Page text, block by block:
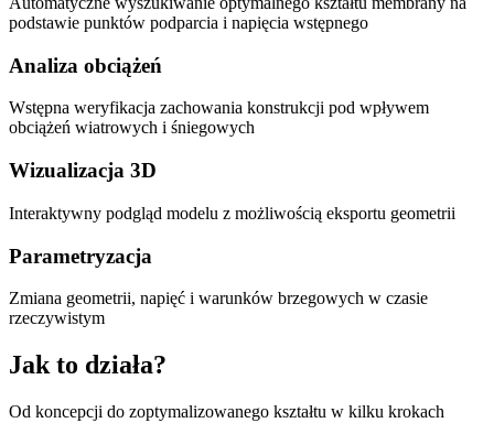
podstawie punktów podparcia i napięcia wstępnego
Analiza obciążeń
Wstępna weryfikacja zachowania konstrukcji pod wpływem
obciążeń wiatrowych i śniegowych
Wizualizacja 3D
Interaktywny podgląd modelu z możliwością eksportu geometrii
Parametryzacja
Zmiana geometrii, napięć i warunków brzegowych w czasie
rzeczywistym
Jak to działa?
Od koncepcji do zoptymalizowanego kształtu w kilku krokach